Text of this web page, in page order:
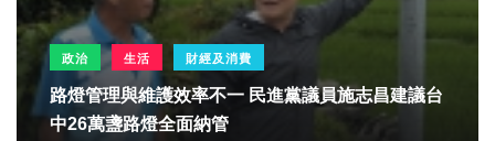
政治 生活 財經及消費
路燈管理與維護效率不一 民進黨議員施志昌建議台
中26萬盞路燈全面納管